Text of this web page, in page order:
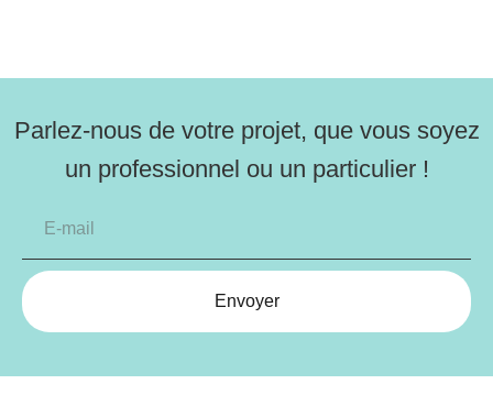
Parlez-nous de votre projet, que vous soyez
un professionnel ou un particulier !
Envoyer